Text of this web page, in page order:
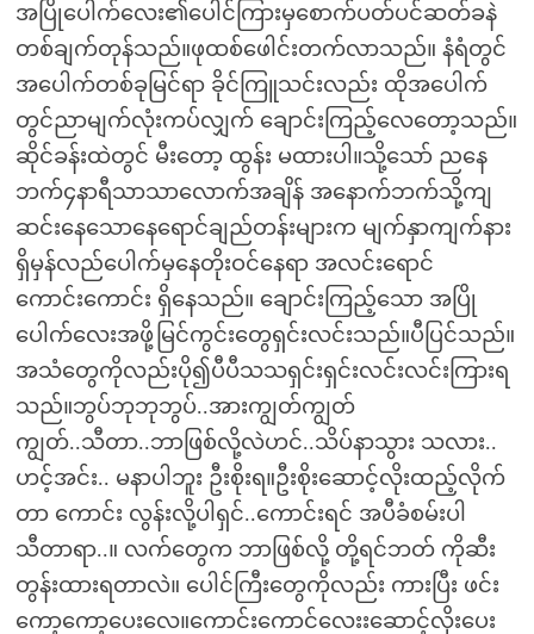
အပြိုပေါက်လေး၏ပေါင်ကြားမှစောက်ပတ်ပင်ဆတ်ခနဲ
တစ်ချက်တုန်သည်။ဖုထစ်ဖေါင်းတက်လာသည်။ နံရံတွင်
အပေါက်တစ်ခုမြင်ရာ ခိုင်ကြူသင်းလည်း ထိုအပေါက်
တွင်ညာမျက်လုံးကပ်လျှက် ချောင်းကြည့်လေတော့သည်။
ဆိုင်ခန်းထဲတွင် မီးတော့ ထွန်း မထားပါ။သို့သော် ညနေ
ဘက်၄နာရီသာသာလောက်အချိန် အနောက်ဘက်သို့ကျ
ဆင်းနေသောနေရောင်ချည်တန်းများက မျက်နှာကျက်နား
ရှိမှန်လည်ပေါက်မှနေတိုးဝင်နေရာ အလင်းရောင်
ကောင်းကောင်း ရှိနေသည်။ ချောင်းကြည့်သော အပြို
ပေါက်လေးအဖို့မြင်ကွင်းတွေရှင်းလင်းသည်။ပီပြင်သည်။
အသံတွေကိုလည်းပို၍ပီပီသသရှင်းရှင်းလင်းလင်းကြားရ
သည်။ဘွပ်ဘုဘုဘွပ်..အားကျွတ်ကျွတ်
ကျွတ်..သီတာ..ဘာဖြစ်လို့လဲဟင်..သိပ်နာသွား သလား..
ဟင့်အင်း.. မနာပါဘူး ဦးစိုးရ။ဦးစိုးဆောင့်လိုးထည့်လိုက်
တာ ကောင်း လွန်းလို့ပါရှင်..ကောင်းရင် အပီခံစမ်းပါ
သီတာရာ..။ လက်တွေက ဘာဖြစ်လို့ တို့ရင်ဘတ် ကိုဆီး
တွန်းထားရတာလဲ။ ပေါင်ကြီးတွေကိုလည်း ကားပြီး ဖင်း
ကော့ကော့ပေးလေ။ကောင်းကောင်လေးးဆောင့်လိုးပေး